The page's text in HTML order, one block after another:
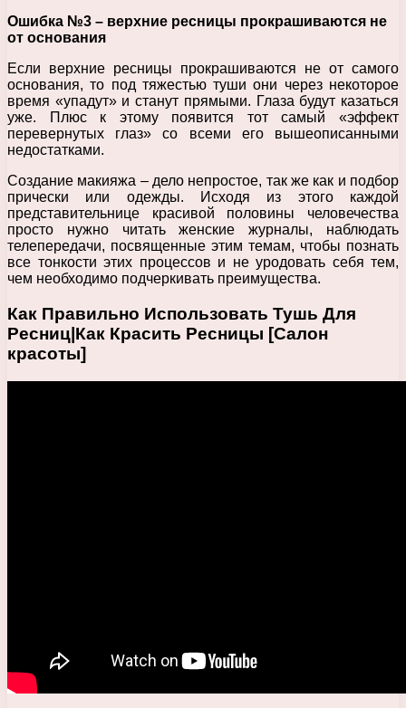
Ошибка №3 – верхние ресницы прокрашиваются не
от основания
Если верхние ресницы прокрашиваются не от самого
основания, то под тяжестью туши они через некоторое
время «упадут» и станут прямыми. Глаза будут казаться
уже. Плюс к этому появится тот самый «эффект
перевернутых глаз» со всеми его вышеописанными
недостатками.
Создание макияжа – дело непростое, так же как и подбор
прически или одежды. Исходя из этого каждой
представительнице красивой половины человечества
просто нужно читать женские журналы, наблюдать
телепередачи, посвященные этим темам, чтобы познать
все тонкости этих процессов и не уродовать себя тем,
чем необходимо подчеркивать преимущества.
Как Правильно Использовать Тушь Для
Ресниц|Как Красить Ресницы [Салон
красоты]